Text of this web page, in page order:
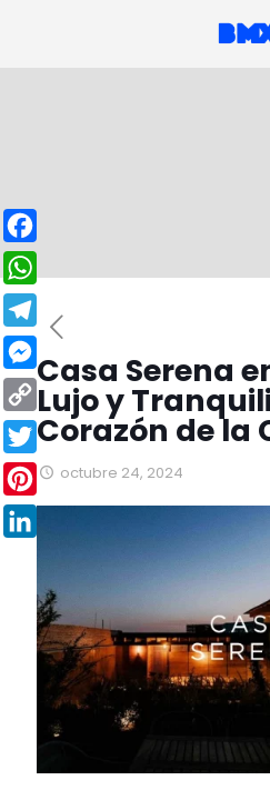
Casa Serena
Lujo y
Corazón de la
octubre 24, 2024
Facebook
WhatsApp
Telegram
Messenger
Copy
Link
Twitter
Pinterest